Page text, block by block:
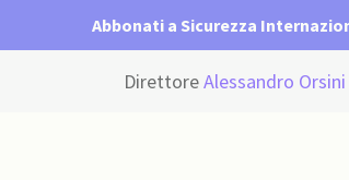
Abbonati a Sicurezza
DirettoreAlessandro Orsini